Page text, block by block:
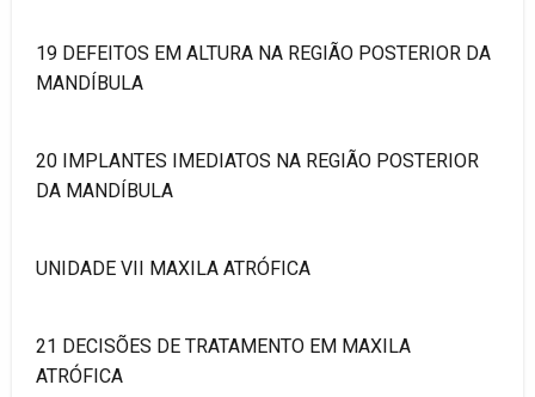
19 DEFEITOS EM ALTURA NA REGIÃO POSTERIOR DA
MANDÍBULA
20 IMPLANTES IMEDIATOS NA REGIÃO POSTERIOR
DA MANDÍBULA
UNIDADE VII MAXILA ATRÓFICA
21 DECISÕES DE TRATAMENTO EM MAXILA
ATRÓFICA